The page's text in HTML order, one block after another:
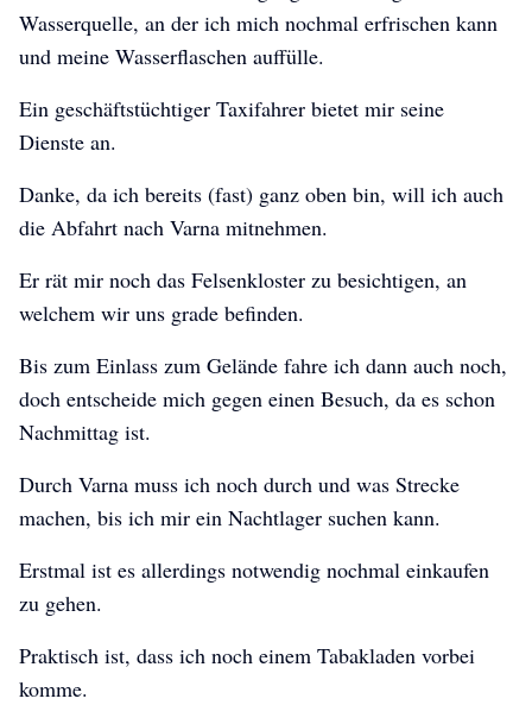
Wasserquelle, an der ich mich nochmal erfrischen kann
und meine Wasserflaschen auffülle.
Ein geschäftstüchtiger Taxifahrer bietet mir seine
Dienste an.
Danke, da ich bereits (fast) ganz oben bin, will ich auch
die Abfahrt nach Varna mitnehmen.
Er rät mir noch das Felsenkloster zu besichtigen, an
welchem wir uns grade befinden.
Bis zum Einlass zum Gelände fahre ich dann auch noch,
doch entscheide mich gegen einen Besuch, da es schon
Nachmittag ist.
Durch Varna muss ich noch durch und was Strecke
machen, bis ich mir ein Nachtlager suchen kann.
Erstmal ist es allerdings notwendig nochmal einkaufen
zu gehen.
Praktisch ist, dass ich noch einem Tabakladen vorbei
komme.